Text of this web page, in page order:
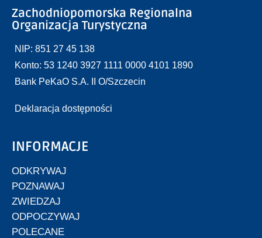
Zachodniopomorska Regionalna
Organizacja Turystyczna
NIP: 851 27 45 138
Konto: 53 1240 3927 1111 0000 4101 1890
Bank PeKaO S.A. II O/Szczecin
Deklaracja dostępności
INFORMACJE
ODKRYWAJ
POZNAWAJ
ZWIEDZAJ
ODPOCZYWAJ
POLECANE